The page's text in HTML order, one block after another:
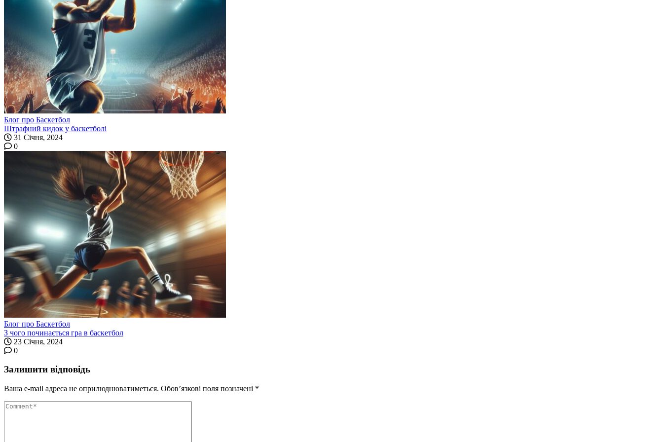
Блог про Баскетбол
Штрафний кидок у баскетболі
31 Січня, 2024
0
Блог про Баскетбол
З чого починається гра в баскетбол
23 Січня, 2024
0
Залишити відповідь
Ваша e-mail адреса не оприлюднюватиметься. Обов’язкові поля позначені *